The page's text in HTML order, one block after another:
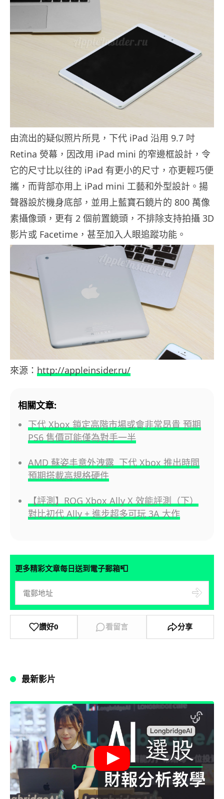
由流出的疑似照片所見，下代 iPad 沿用 9.7 吋
Retina 熒幕，因改用 iPad mini 的窄邊框設計，令
它的尺寸比以往的 iPad 有更小的尺寸，亦更輕巧便
攜，而背部亦用上 iPad mini 工藝和外型設計。揚
聲器設於機身底部，並用上藍寶石鏡片的 800 萬像
素攝像頭，更有 2 個前置鏡頭，不排除支持拍攝 3D
影片或 Facetime，甚至加入人眼追蹤功能。
來源： http://appleinsider.ru/
相關文章:
下代 Xbox 鎖定高階市場或會非常昂貴 預期
PS6 售價可能僅為對手一半
AMD 蘇姿丰意外洩露 下代 Xbox 推出時間
預期搭載高規格硬件
【評測】ROG Xbox Ally X 效能評測（下）
對比初代 Ally + 進步超多可玩 3A 大作
更多精彩文章每日送到電子郵箱📮
讚好0 看留言 分享
最新影片